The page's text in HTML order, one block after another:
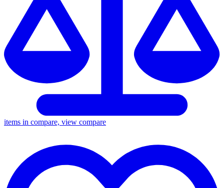
items in compare, view compare